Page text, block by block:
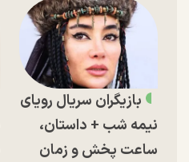
بازیگران سریال رویای
نیمه شب + داستان،
ساعت پخش و زمان